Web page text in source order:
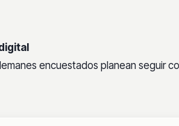
encuestados planean seguir